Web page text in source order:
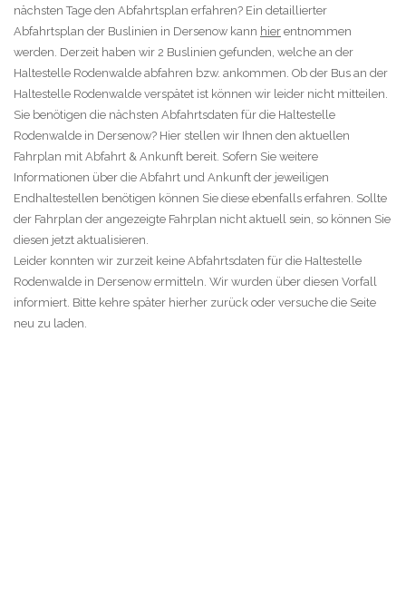
nächsten Tage den Abfahrtsplan erfahren? Ein detaillierter
Abfahrtsplan der Buslinien in Dersenow kann hier entnommen
werden. Derzeit haben wir 2 Buslinien gefunden, welche an der
Haltestelle Rodenwalde abfahren bzw. ankommen. Ob der Bus an der
Haltestelle Rodenwalde verspätet ist können wir leider nicht mitteilen.
Sie benötigen die nächsten Abfahrtsdaten für die Haltestelle
Rodenwalde in Dersenow? Hier stellen wir Ihnen den aktuellen
Fahrplan mit Abfahrt & Ankunft bereit. Sofern Sie weitere
Informationen über die Abfahrt und Ankunft der jeweiligen
Endhaltestellen benötigen können Sie diese ebenfalls erfahren. Sollte
der Fahrplan der angezeigte Fahrplan nicht aktuell sein, so können Sie
diesen jetzt aktualisieren.
Leider konnten wir zurzeit keine Abfahrtsdaten für die Haltestelle
Rodenwalde in Dersenow ermitteln. Wir wurden über diesen Vorfall
informiert. Bitte kehre später hierher zurück oder versuche die Seite
neu zu laden.